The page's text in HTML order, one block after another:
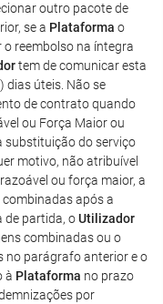
outro pacote de
se a Plataforma o
o reembolso na íntegra
tem de comunicar esta
dias úteis. Não se
de contrato quando
ou Força Maior ou
substituição do serviço
motivo, não atribuível
ou força maior, a
após a
de partida, oUtilizador
combinadas ou o
no parágrafo anterior e o
à Plataforma no prazo
por